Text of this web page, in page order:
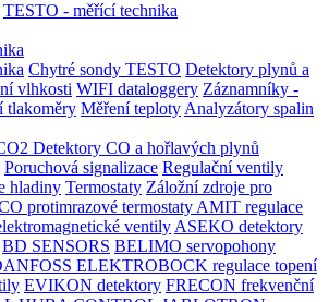
TESTO - měřící technika
Chytré sondy TESTO Detektory plynů a
vlhkosti WIFI dataloggery Záznamníky -
tlakoměry Měření teploty Analyzátory spalin
Detektory CO a hořlavých plynů
Poruchová signalizace Regulační ventily
hladiny Termostaty Záložní zdroje pro
protimrazové termostaty AMIT regulace
ventily ASEKO detektory
BD SENSORS BELIMO servopohony
ELEKTROBOCK regulace topení
EVIKON detektory FRECON frekvenční